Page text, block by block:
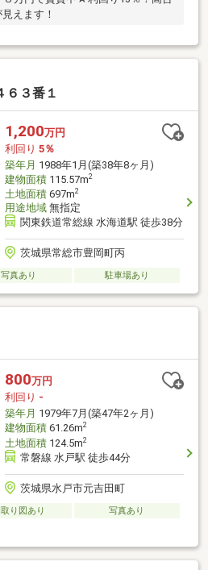
えます！
６３番１
1,200万円
利回り 5％
築年月 1988年1月(築38年8ヶ月)
建物面積115.57m2
土地面積697m2
用途地域無指定
関東鉄道常総線 水海道駅 徒歩38分
茨城県常総市豊岡町丙
写真あり 駐車場あり
800万円
利回り -
築年月 1979年7月(築47年2ヶ月)
建物面積61.26m2
土地面積124.5m2
常磐線 水戸駅 徒歩44分
茨城県水戸市元吉田町
り図あり
写真あり